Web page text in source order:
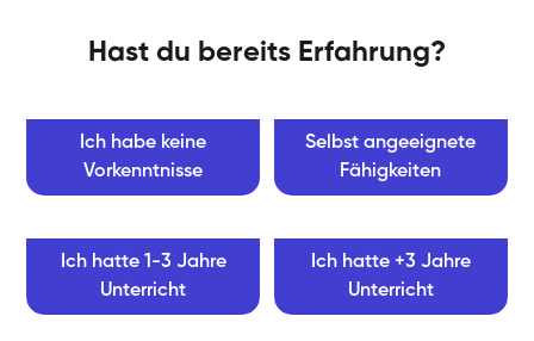
Hast du bereits Erfahrung?
Ich habe keine
Vorkenntnisse
Selbst angeeignete
Fähigkeiten
Ich hatte 1-3 Jahre
Unterricht
Ich hatte +3 Jahre
Unterricht